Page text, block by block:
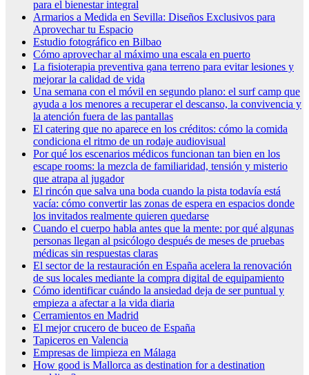
para el bienestar integral
Armarios a Medida en Sevilla: Diseños Exclusivos para
Aprovechar tu Espacio
Estudio fotográfico en Bilbao
Cómo aprovechar al máximo una escala en puerto
La fisioterapia preventiva gana terreno para evitar lesiones y
mejorar la calidad de vida
Una semana con el móvil en segundo plano: el surf camp que
ayuda a los menores a recuperar el descanso, la convivencia y
la atención fuera de las pantallas
El catering que no aparece en los créditos: cómo la comida
condiciona el ritmo de un rodaje audiovisual
Por qué los escenarios médicos funcionan tan bien en los
escape rooms: la mezcla de familiaridad, tensión y misterio
que atrapa al jugador
El rincón que salva una boda cuando la pista todavía está
vacía: cómo convertir las zonas de espera en espacios donde
los invitados realmente quieren quedarse
Cuando el cuerpo habla antes que la mente: por qué algunas
personas llegan al psicólogo después de meses de pruebas
médicas sin respuestas claras
El sector de la restauración en España acelera la renovación
de sus locales mediante la compra digital de equipamiento
Cómo identificar cuándo la ansiedad deja de ser puntual y
empieza a afectar a la vida diaria
Cerramientos en Madrid
El mejor crucero de buceo de España
Tapiceros en Valencia
Empresas de limpieza en Málaga
How good is Mallorca as destination for a destination